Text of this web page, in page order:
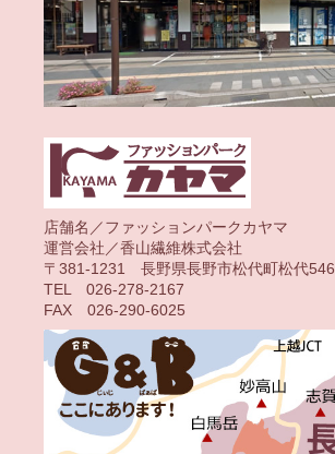
店舗名／ファッションパークカヤマ
運営会社／香山繊維株式会社
〒381-1231 長野県長野市松代町松代546
TEL 026-278-2167
FAX 026-290-6025